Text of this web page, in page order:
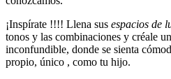
¡Inspírate !!!! Llena sus espacios de
tonos y las combinaciones y créale
inconfundible, donde se sienta
propio, único , como tu hijo.